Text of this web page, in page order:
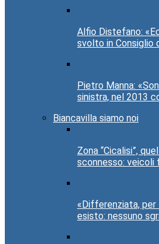
Alfio Distefano:
svolto in Consiglio
Pietro Manna:
sinistra, nel 2013
Biancavilla siamo noi
Zona “Cicalisi”,
sconnesso: veicoli
«Differenziata, per
esisto: nessuno